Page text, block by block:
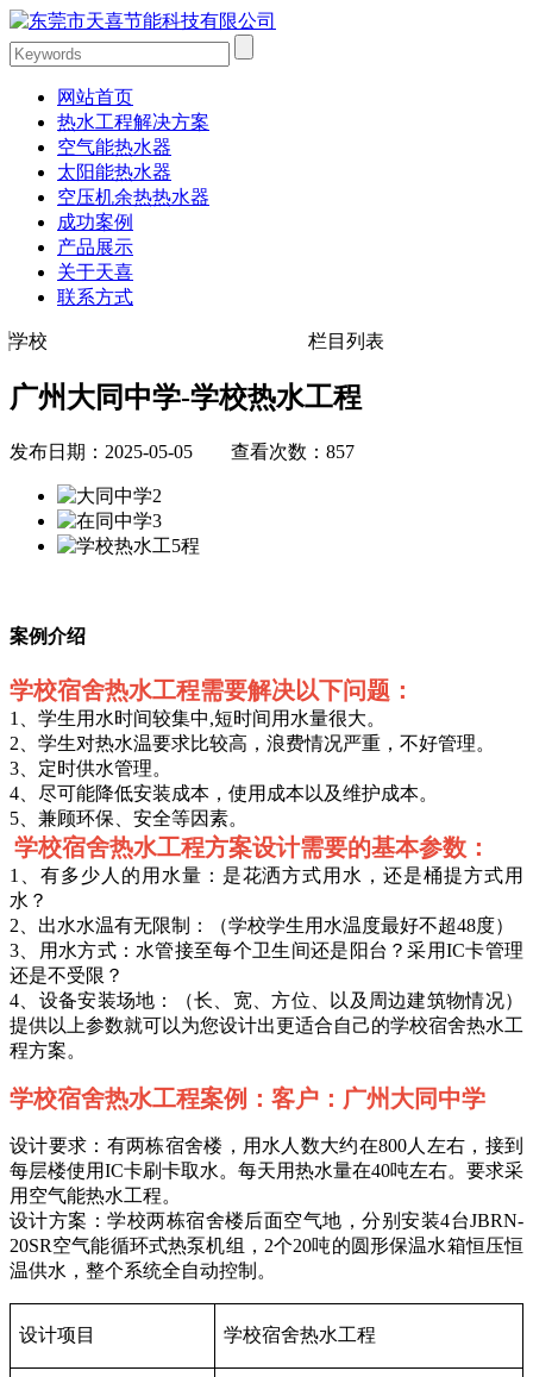
网站首页
热水工程解决方案
空气能热水器
太阳能热水器
空压机余热热水器
成功案例
产品展示
关于天喜
联系方式
学校 栏目列表
广州大同中学-学校热水工程
发布日期：2025-05-05 查看次数：857
案例介绍
学校宿舍热水工程需要解决以下问题：
1、学生用水时间较集中,短时间用水量很大。
2、学生对热水温要求比较高，浪费情况严重，不好管理。
3、定时供水管理。
4、尽可能降低安装成本，使用成本以及维护成本。
5、兼顾环保、安全等因素。
学校宿舍热水工程方案设计需要的基本参数：
1、有多少人的用水量：是花洒方式用水，还是桶提方式用
水？
2、出水水温有无限制：（学校学生用水温度最好不超48度）
3、用水方式：水管接至每个卫生间还是阳台？采用IC卡管理
还是不受限？
4、设备安装场地：（长、宽、方位、以及周边建筑物情况）
提供以上参数就可以为您设计出更适合自己的学校宿舍热水工
程方案。
学校宿舍热水工程案例：客户：广州大同中学
设计要求：有两栋宿舍楼，用水人数大约在800人左右，接到
每层楼使用IC卡刷卡取水。每天用热水量在40吨左右。要求采
用空气能热水工程。
设计方案：学校两栋宿舍楼后面空气地，分别安装4台JBRN-
20SR空气能循环式热泵机组，2个20吨的圆形保温水箱恒压恒
温供水，整个系统全自动控制。
设计项目 学校宿舍热水工程